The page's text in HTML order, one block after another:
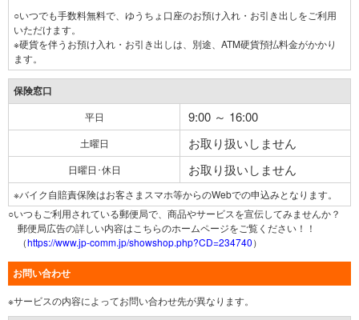
○いつでも手数料無料で、ゆうちょ口座のお預け入れ・お引き出しをご利用
いただけます。
※硬貨を伴うお預け入れ・お引き出しは、別途、ATM硬貨預払料金がかかり
ます。
保険窓口
平日 9:00 ～ 16:00
土曜日 お取り扱いしません
日曜日･休日 お取り扱いしません
※バイク自賠責保険はお客さまスマホ等からのWebでの申込みとなります。
○いつもご利用されている郵便局で、商品やサービスを宣伝してみませんか？
郵便局広告の詳しい内容はこちらのホームページをご覧ください！！
（https://www.jp-comm.jp/showshop.php?CD=234740）
お問い合わせ
※サービスの内容によってお問い合わせ先が異なります。